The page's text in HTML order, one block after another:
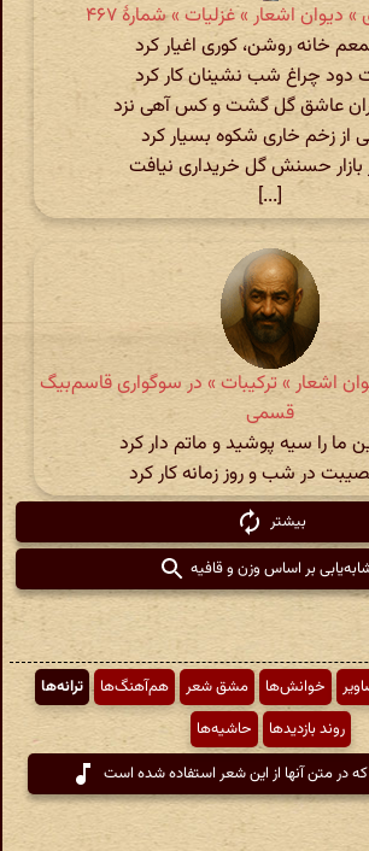
دیوان اشعار » غزلیات » شمارهٔ ۴۶۷
خانه روشن، کوری اغیار کرد
دود چراغ شب نشینان کار کرد
عاشق گل گشت و کس آهی نزد
از زخم خاری شکوه بسیار کرد
حسنش گل خریداری نیافت
[...]
اشعار » ترکیبات » در سوگواری قاسم‌بیگ
قسمی
ما را سیه پوشید و ماتم دار کرد
در شب و روز زمانه کار کرد
بیشتر
بر اساس وزن و قافیه
خوانش‌ها مشق شعر هم‌آهنگ‌ها
ترانه‌ها
روند بازدیدها
حاشیه‌ها
در متن آنها از این شعر استفاده شده است